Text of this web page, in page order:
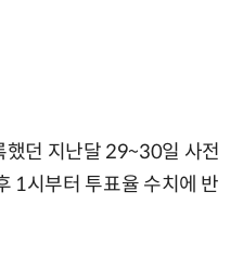
했던 지난달 29~30일 사전
1시부터 투표율 수치에 반